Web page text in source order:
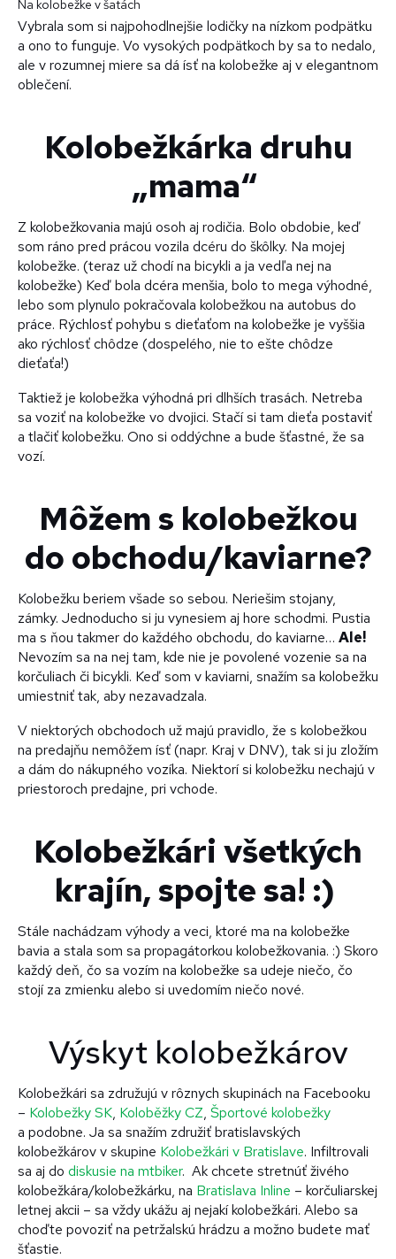
Na kolobežke v šatách
Vybrala som si najpohodlnejšie lodičky na nízkom podpätku
a ono to funguje. Vo vysokých podpätkoch by sa to nedalo,
ale v rozumnej miere sa dá ísť na kolobežke aj v elegantnom
oblečení.
Kolobežkárka druhu
„mama“
Z kolobežkovania majú osoh aj rodičia. Bolo obdobie, keď
som ráno pred prácou vozila dcéru do škôlky. Na mojej
kolobežke. (teraz už chodí na bicykli a ja vedľa nej na
kolobežke) Keď bola dcéra menšia, bolo to mega výhodné,
lebo som plynulo pokračovala kolobežkou na autobus do
práce. Rýchlosť pohybu s dieťaťom na kolobežke je vyššia
ako rýchlosť chôdze (dospelého, nie to ešte chôdze
dieťaťa!)
Taktiež je kolobežka výhodná pri dlhších trasách. Netreba
sa voziť na kolobežke vo dvojici. Stačí si tam dieťa postaviť
a tlačiť kolobežku. Ono si oddýchne a bude šťastné, že sa
vozí.
Môžem s kolobežkou
do obchodu/kaviarne?
Kolobežku beriem všade so sebou. Neriešim stojany,
zámky. Jednoducho si ju vynesiem aj hore schodmi. Pustia
ma s ňou takmer do každého obchodu, do kaviarne… Ale!
Nevozím sa na nej tam, kde nie je povolené vozenie sa na
korčuliach či bicykli. Keď som v kaviarni, snažím sa kolobežku
umiestniť tak, aby nezavadzala.
V niektorých obchodoch už majú pravidlo, že s kolobežkou
na predajňu nemôžem ísť (napr. Kraj v DNV), tak si ju zložím
a dám do nákupného vozíka. Niektorí si kolobežku nechajú v
priestoroch predajne, pri vchode.
Kolobežkári všetkých
krajín, spojte sa! :)
Stále nachádzam výhody a veci, ktoré ma na kolobežke
bavia a stala som sa propagátorkou kolobežkovania. :) Skoro
každý deň, čo sa vozím na kolobežke sa udeje niečo, čo
stojí za zmienku alebo si uvedomím niečo nové.
Výskyt kolobežkárov
Kolobežkári sa združujú v rôznych skupinách na Facebooku
– Kolobežky SK, Koloběžky CZ, Športové kolobežky
a podobne. Ja sa snažím združiť bratislavských
kolobežkárov v skupine Kolobežkári v Bratislave. Infiltrovali
sa aj do diskusie na mtbiker. Ak chcete stretnúť živého
kolobežkára/kolobežkárku, na Bratislava Inline – korčuliarskej
letnej akcii – sa vždy ukážu aj nejakí kolobežkári. Alebo sa
choďte povoziť na petržalskú hrádzu a možno budete mať
šťastie.